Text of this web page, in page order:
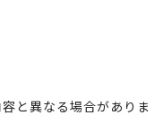
と異なる場合がありま